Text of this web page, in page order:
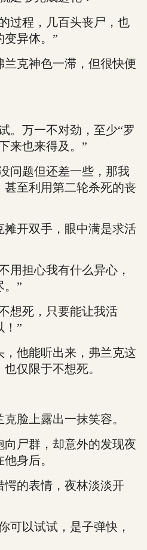
程，几百头丧尸，也
变异体。”
克神色一滞，但很快便
万一不对劲，至少“罗
来也来得及。”
题但还差一些，那我
至利用第二轮杀死的丧
开双手，眼中满是求活
担心我有什么异心，
。”
死，只要能让我活
！”
他能听出来，弗兰克这
仅限于不想死。
上露出一抹笑容。
尸群，却意外的发现夜
身后。
的表情，夜林淡淡开
以试试，是子弹快，